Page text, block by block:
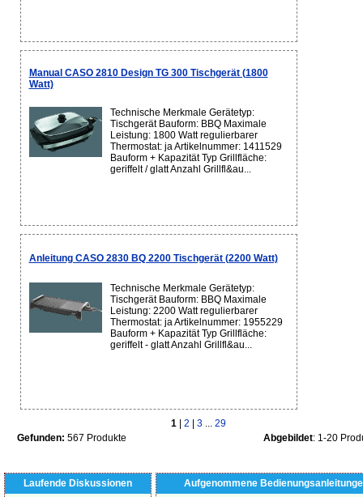
Manual CASO 2810 Design TG 300 Tischgerät (1800
Watt)
Technische Merkmale Gerätetyp:
Tischgerät Bauform: BBQ Maximale
Leistung: 1800 Watt regulierbarer
Thermostat: ja Artikelnummer: 1411529
Bauform + Kapazität Typ Grillfläche:
geriffelt / glatt Anzahl Grillfl&au...
Anleitung CASO 2830 BQ 2200 Tischgerät (2200 Watt)
Technische Merkmale Gerätetyp:
Tischgerät Bauform: BBQ Maximale
Leistung: 2200 Watt regulierbarer
Thermostat: ja Artikelnummer: 1955229
Bauform + Kapazität Typ Grillfläche:
geriffelt - glatt Anzahl Grillfl&au...
1 2 3... 29
Gefunden: 567 Produkte Abgebildet: 1-20
Laufende Diskussionen
Aufgenommene